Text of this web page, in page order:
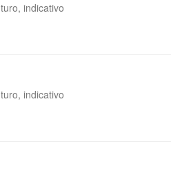
indicativo
indicativo